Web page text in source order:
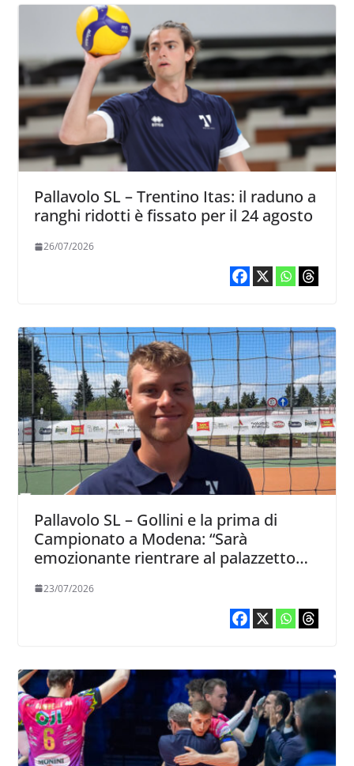
Pallavolo SL – Trentino Itas: il raduno a
ranghi ridotti è fissato per il 24 agosto
26/07/2026
Pallavolo SL – Gollini e la prima di
Campionato a Modena: “Sarà
emozionante rientrare al palazzetto
avversario”
23/07/2026